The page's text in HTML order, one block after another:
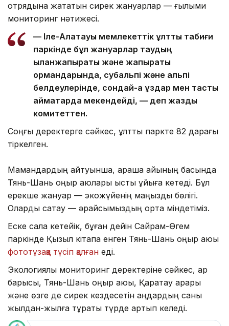
отрядына жататын сирек жануарлар — ғылыми
мониторинг нәтижесі.
— Іле-Алатауы мемлекеттік ұлттық табиғи
паркінде бұл жануарлар таудың
қылқанжапырақты және жапырақты
ормандарында, субальпі және альпі
белдеулерінде, сондай-ақ құздар мен тасты
аймақтарда мекендейді, — деп жазды
комитеттен.
Соңғы деректерге сәйкес, ұлттық паркте 82 дарағы
тіркелген.
Мамандардың айтуынша, қараша айының басында
Тянь-Шань қоңыр аюлары қыстық ұйқыға кетеді. Бұл
ерекше жануар — экожүйенің маңызды бөлігі.
Оларды сақтау — әрқайсымыздың ортақ міндетіміз.
Еске сала кетейік, бұған дейін Сайрам-Өгем
паркінде Қызыл кітапқа енген Тянь-Шань қоңыр аюы
фототұзаққа түсіп қалған еді.
Экологиялық мониторинг деректеріне сәйкес, қар
барысы, Тянь-Шань қоңыр аюы, Қаратау арқары
және өзге де сирек кездесетін аңдардың саны
жылдан-жылға тұрақты түрде артып келеді.